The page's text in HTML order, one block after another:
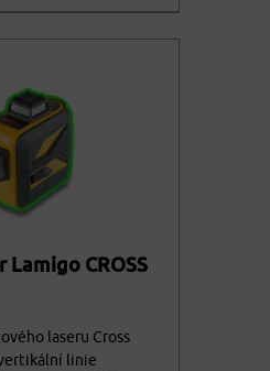
Více variant
Lamigo CROSS
laseru Cross
linie